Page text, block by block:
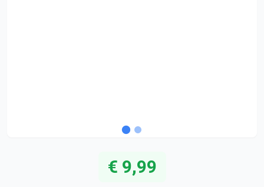
€ 9,99